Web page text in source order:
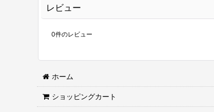
レビュー
0件のレビュー
ホーム
ショッピングカート